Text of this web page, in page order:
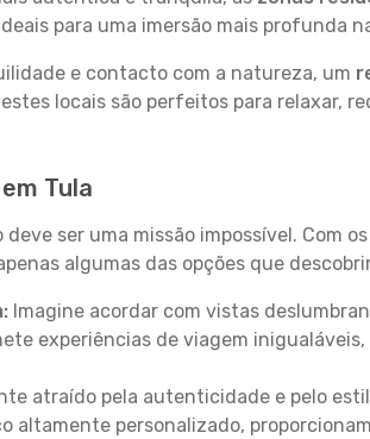
para uma imersão mais profunda
e contacto com a natureza, um
locais são perfeitos para relaxar,
Tula
ser uma missão impossível. Com
algumas das opções que
Imagine acordar com vistas
experiências de viagem
atraído pela autenticidade e pelo
altamente personalizado,